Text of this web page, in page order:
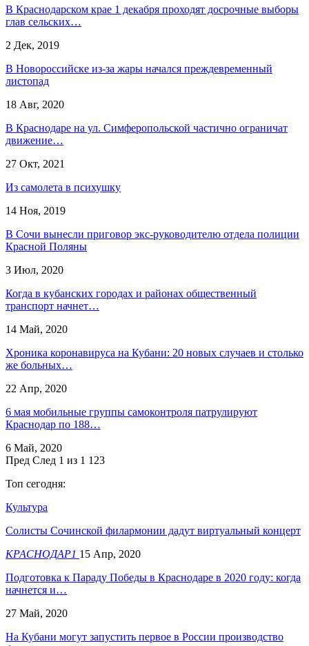
В Краснодарском крае 1 декабря проходят досрочные выборы
глав сельских…
2 Дек, 2019
В Новороссийске из-за жары начался преждевременный
листопад
18 Авг, 2020
В Краснодаре на ул. Симферопольской частично ограничат
движение…
27 Окт, 2021
Из самолета в психушку
14 Ноя, 2019
В Сочи вынесли приговор экс-руководителю отдела полиции
Красной Поляны
3 Июл, 2020
Когда в кубанских городах и районах общественный
транспорт начнет…
14 Май, 2020
Хроника коронавируса на Кубани: 20 новых случаев и столько
же больных…
22 Апр, 2020
6 мая мобильные группы самоконтроля патрулируют
Краснодар по 188…
6 Май, 2020
Пред След 1 из 1 123
Топ сегодня:
Культура
Солисты Сочинской филармонии дадут виртуальный концерт
КРАСНОДАР1 15 Апр, 2020
Подготовка к Параду Победы в Краснодаре в 2020 году: когда
начнется и…
27 Май, 2020
На Кубани могут запустить первое в России производство